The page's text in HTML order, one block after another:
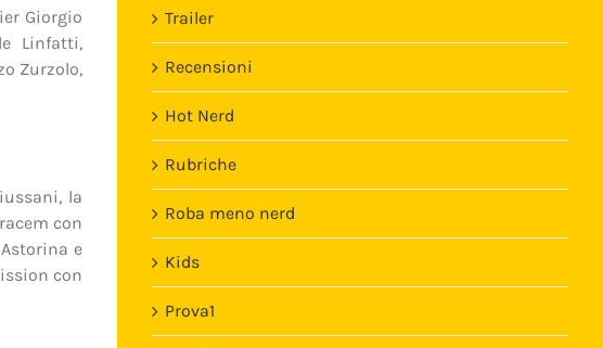
Giorgio
Linfatti,
Zurzolo,
la
con
e
con
Trailer
Recensioni
Hot Nerd
Rubriche
Roba meno nerd
Kids
Prova1